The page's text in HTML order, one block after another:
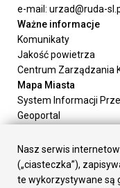
e-mail: urzad@ruda-
Ważne informacje
Komunikaty
Jakość powietrza
Centrum Zarządzania
Mapa Miasta
System Informacji
Geoportal
Załatw sprawę
Prezydent Miasta
Rada Miasta
Nasz serwis
(„ciasteczka”),
te wykorzystywane są